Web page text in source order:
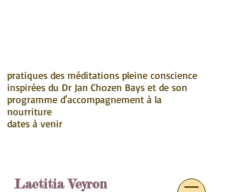
pratiques des méditations pleine conscience
inspirées du Dr Jan Chozen Bays et de son
programme d'accompagnement à la
nourriture
dates à venir
Laetitia Veyron